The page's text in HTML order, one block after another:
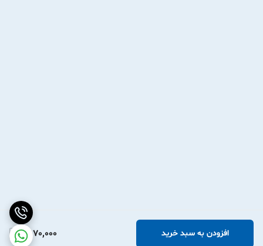
2,070,000 افزودن به سبد خرید